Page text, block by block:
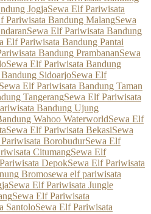
JogjaSewa Elf Pariwisata
Pariwisata Bandung MalangSewa
Sewa Elf Pariwisata Bandung
Elf Pariwisata Bandung Pantai
Bandung PrambananSewa
Sewa Elf Pariwisata Bandung
SidoarjoSewa Elf
Sewa Elf Pariwisata Bandung Taman
TangerangSewa Elf Pariwisata
Bandung Ujung
Wahoo WaterworldSewa Elf
Sewa Elf Pariwisata BekasiSewa
BorobudurSewa Elf
CitumangSewa Elf
DepokSewa Elf Pariwisata
Bromosewa elf pariwisata
Sewa Elf Pariwisata Jungle
Sewa Elf Pariwisata
SantoloSewa Elf Pariwisata